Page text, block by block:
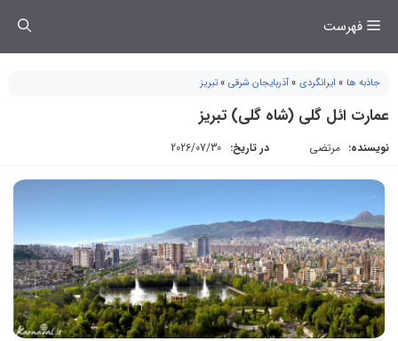
فهرست
جاذبه ها » ایرانگردی » آذربایجان شرقی » تبریز
عمارت ائل گلی (شاه گلی) تبریز
نویسنده: مرتضی در تاریخ: 2026/07/30